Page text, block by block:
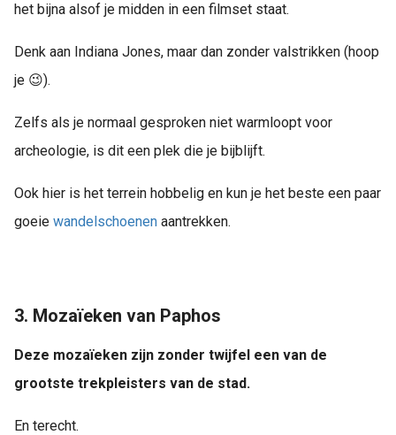
het bijna alsof je midden in een filmset staat.
Denk aan Indiana Jones, maar dan zonder valstrikken (hoop
je 😉).
Zelfs als je normaal gesproken niet warmloopt voor
archeologie, is dit een plek die je bijblijft.
Ook hier is het terrein hobbelig en kun je het beste een paar
goeie wandelschoenen aantrekken.
3. Mozaïeken van Paphos
Deze mozaïeken zijn zonder twijfel een van de
grootste trekpleisters van de stad.
En terecht.